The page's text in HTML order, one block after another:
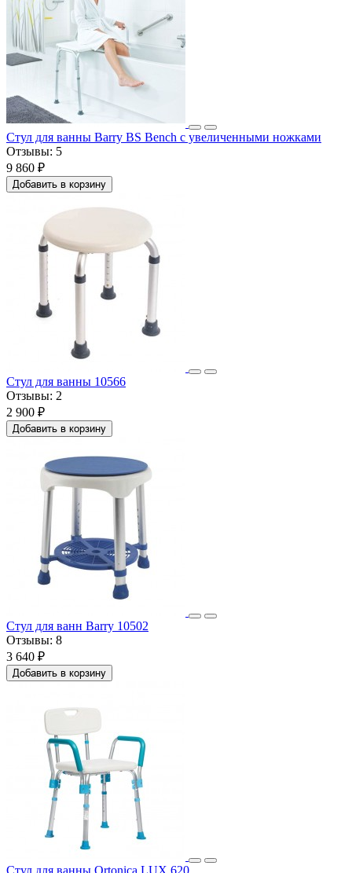
Стул для ванны Barry BS Bench с увеличенными ножками
Отзывы: 5
9 860 ₽
Добавить в корзину
Стул для ванны 10566
Отзывы: 2
2 900 ₽
Добавить в корзину
Стул для ванн Barry 10502
Отзывы: 8
3 640 ₽
Добавить в корзину
Стул для ванны Ortonica LUX 620